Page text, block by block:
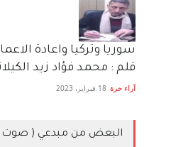
سوريا وتركيا واعادة
قلم : محمد فؤاد زيد
آراء حرة 18 فبراير، 2023
البعض من مبدعي ( صوت